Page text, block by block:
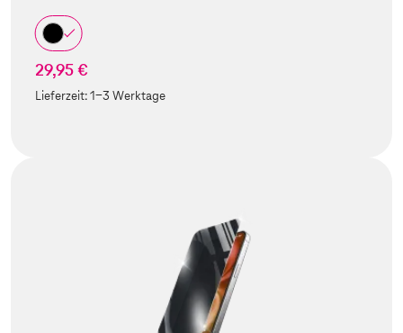
29,95 €
Lieferzeit:1-3 Werktage